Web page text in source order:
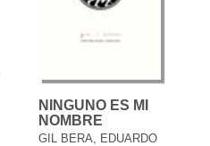
NINGUNO ES MI
NOMBRE
GIL BERA, EDUARDO